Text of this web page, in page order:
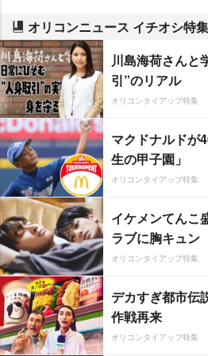
オリコンニュース イチオシ特集
川島海荷さんと
引”のリアル
オリコンタイアップ特集
マクドナルドが
生の甲子園」
オリコンタイアップ特集
イケメンてんこ
ラブに胸キュン
オリコンタイアップ特集
デカすぎ都市伝
作戦再来
オリコンタイアップ特集